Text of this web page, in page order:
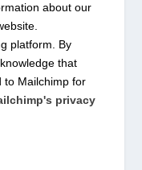
about our
platform. By
that
to Mailchimp for
privacy